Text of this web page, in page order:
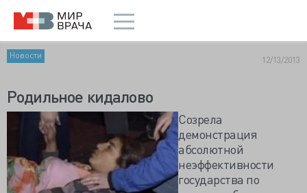
Новости 12/13/2013
Родильное кидалово
Созрела
демонстрация
абсолютной
неэффективности
государства по